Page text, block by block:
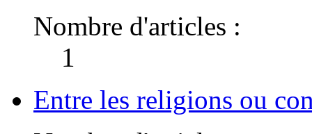
Nombre d'articles :
1
Entre les religions ou